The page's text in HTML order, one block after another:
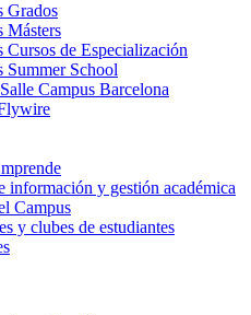
Grados
Másters
Cursos de Especialización
Summer School
Campus Barcelona
información y gestión académica
Campus
y clubes de estudiantes